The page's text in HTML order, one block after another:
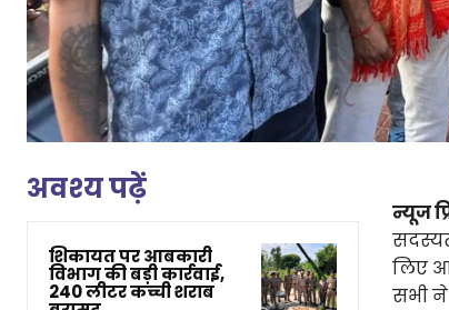
अवश्य पढ़ें
शिकायत पर आबकारी
विभाग की बड़ी कार्रवाई,
240 लीटर कच्ची शराब
न्यूज
लिए
सभी